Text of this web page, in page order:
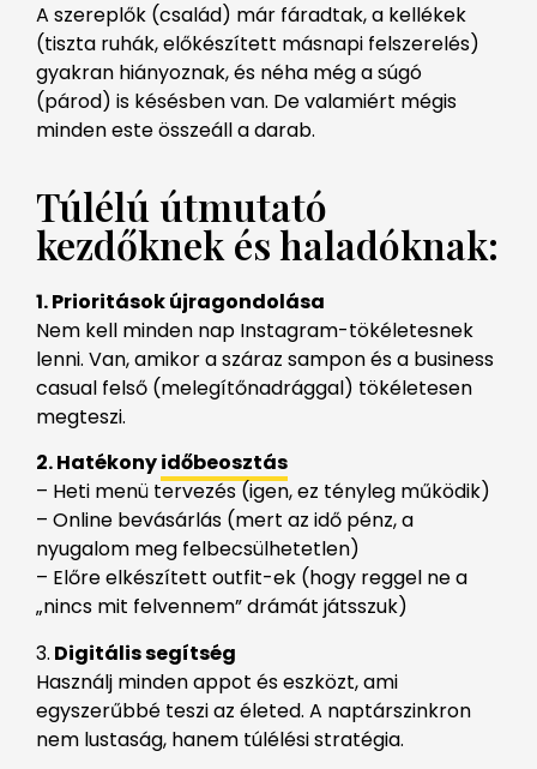
A szereplők (család) már fáradtak, a kellékek
(tiszta ruhák, előkészített másnapi felszerelés)
gyakran hiányoznak, és néha még a súgó
(párod) is késésben van. De valamiért mégis
minden este összeáll a darab.
Túlélú útmutató
kezdőknek és haladóknak:
1. Prioritások újragondolása
Nem kell minden nap Instagram-tökéletesnek
lenni. Van, amikor a száraz sampon és a business
casual felső (melegítőnadrággal) tökéletesen
megteszi.
2. Hatékonyidőbeosztás
– Heti menü tervezés (igen, ez tényleg működik)
– Online bevásárlás (mert az idő pénz, a
nyugalom meg felbecsülhetetlen)
– Előre elkészített outfit-ek (hogy reggel ne a
„nincs mit felvennem” drámát játsszuk)
3. Digitális segítség
Használj minden appot és eszközt, ami
egyszerűbbé teszi az életed. A naptárszinkron
nem lustaság, hanem túlélési stratégia.